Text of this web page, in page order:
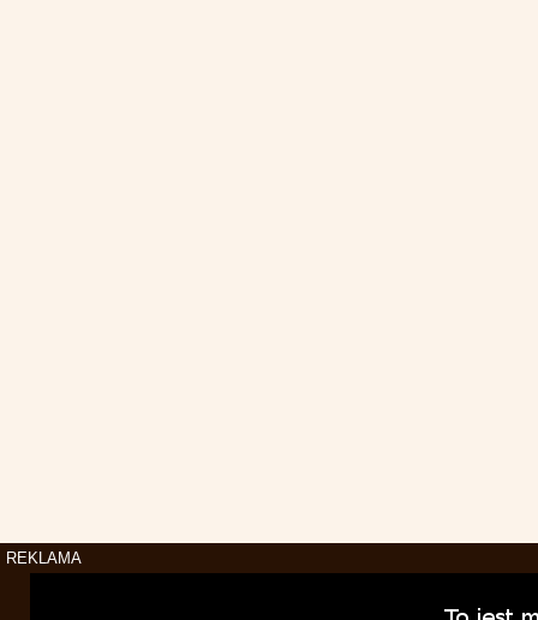
REKLAMA